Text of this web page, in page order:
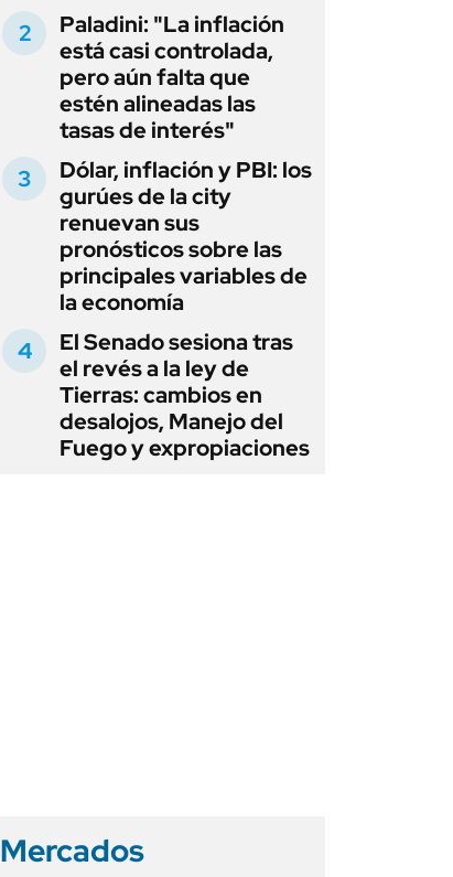
Paladini: "La inflación
está casi controlada,
pero aún falta que
estén alineadas las
tasas de interés"
Dólar, inflación y PBI: los
gurúes de la city
renuevan sus
pronósticos sobre las
principales variables de
la economía
El Senado sesiona tras
el revés a la ley de
Tierras: cambios en
desalojos, Manejo del
Fuego y expropiaciones
Mercados